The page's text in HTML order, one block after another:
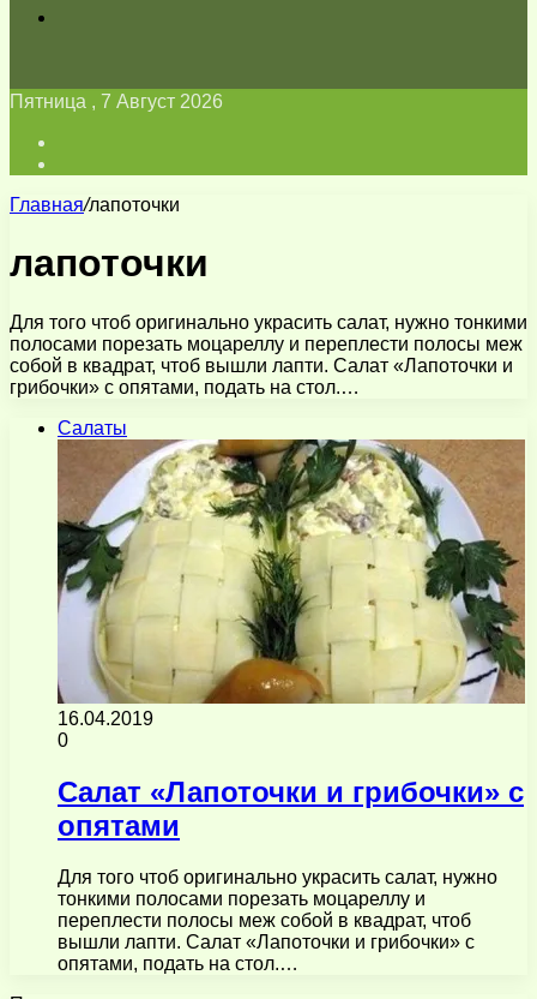
Пятница , 7 Август 2026
Главная/лапоточки
лапоточки
Для того чтоб оригинально украсить салат, нужно тонкими
полосами порезать моцареллу и переплести полосы меж
собой в квадрат, чтоб вышли лапти. Салат «Лапоточки и
грибочки» с опятами, подать на стол.…
Салаты
16.04.2019
0
Салат «Лапоточки и грибочки» с
опятами
Для того чтоб оригинально украсить салат, нужно
тонкими полосами порезать моцареллу и
переплести полосы меж собой в квадрат, чтоб
вышли лапти. Салат «Лапоточки и грибочки» с
опятами, подать на стол.…